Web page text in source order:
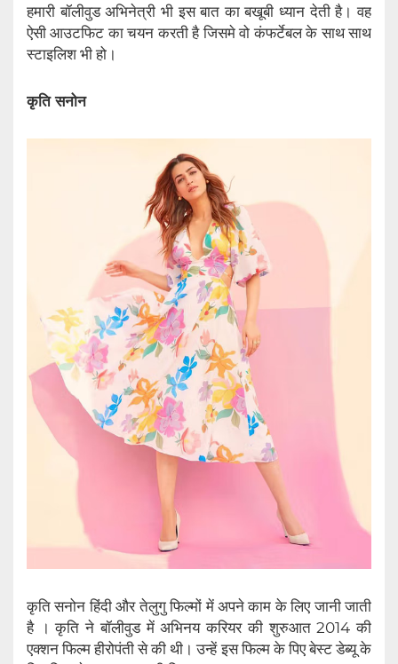
हमारी बॉलीवुड अभिनेत्री भी इस बात का बखूबी ध्यान देती है। वह
ऐसी आउटफिट का चयन करती है जिसमे वो कंफर्टेबल के साथ साथ
स्टाइलिश भी हो।
कृति सनोन
कृति सनोन हिंदी और तेलुगु फिल्मों में अपने काम के लिए जानी जाती
है । कृति ने बॉलीवुड में अभिनय करियर की शुरुआत 2014 की
एक्शन फिल्म हीरोपंती से की थी। उन्हें इस फिल्म के पिए बेस्ट डेब्यू के